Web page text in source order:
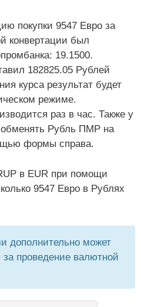
покупки 9547 Евро за
конвертации был
19.1500.
182825.05 Рублей
курса результат будет
режиме.
раз в час. Также у
обменять Рубль ПМР на
формы справа.
в EUR при помощи
9547 Евро в Рублях
дополнительно может
проведение валютной